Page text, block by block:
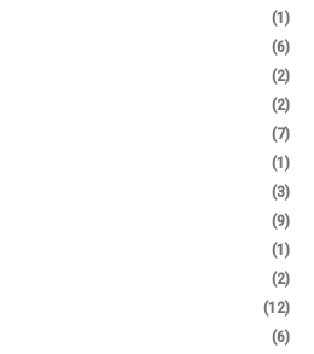
(1)
(6)
(2)
(2)
(7)
(1)
(3)
(9)
(1)
(2)
(12)
(6)